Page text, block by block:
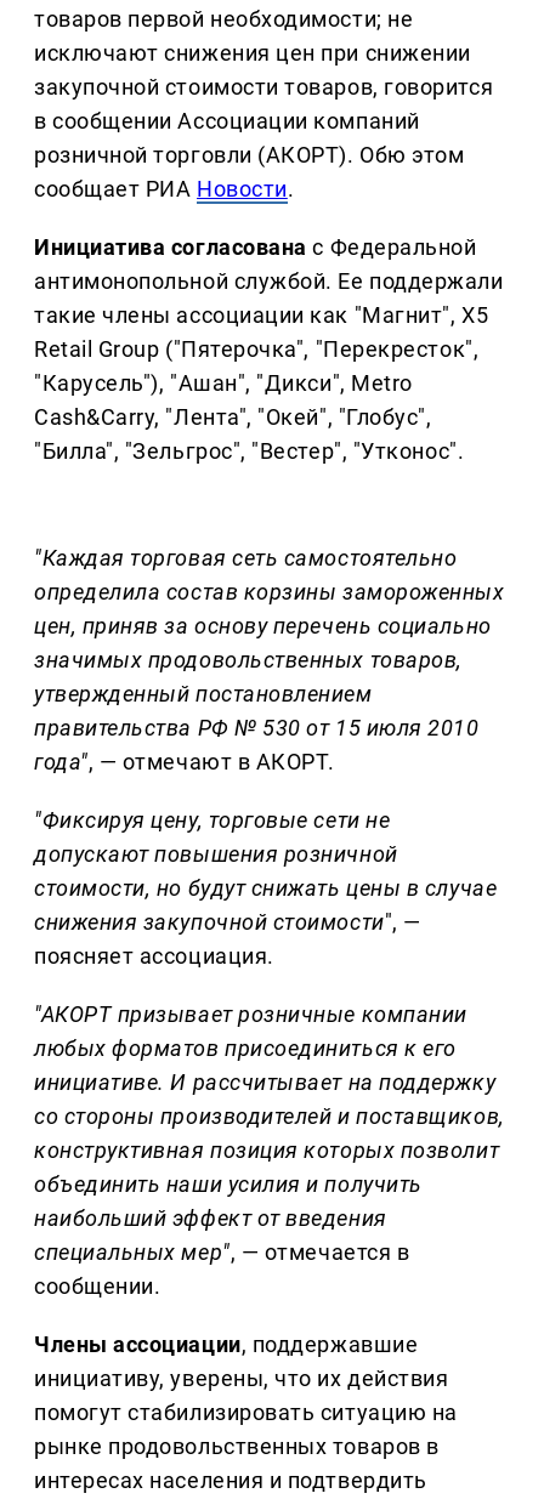
товаров первой необходимости; не
исключают снижения цен при снижении
закупочной стоимости товаров, говорится
в сообщении Ассоциации компаний
розничной торговли (АКОРТ). Обю этом
сообщает РИА Новости.
Инициатива согласована с Федеральной
антимонопольной службой. Ее поддержали
такие члены ассоциации как "Магнит", Х5
Retail Group ("Пятерочка", "Перекресток",
"Карусель"), "Ашан", "Дикси", Metro
Cash&Carry, "Лента", "Окей", "Глобус",
"Билла", "Зельгрос", "Вестер", "Утконос".
"Каждая торговая сеть самостоятельно
определила состав корзины замороженных
цен, приняв за основу перечень социально
значимых продовольственных товаров,
утвержденный постановлением
правительства РФ № 530 от 15 июля 2010
года", — отмечают в АКОРТ.
"Фиксируя цену, торговые сети не
допускают повышения розничной
стоимости, но будут снижать цены в случае
снижения закупочной стоимости", —
поясняет ассоциация.
"АКОРТ призывает розничные компании
любых форматов присоединиться к его
инициативе. И рассчитывает на поддержку
со стороны производителей и поставщиков,
конструктивная позиция которых позволит
объединить наши усилия и получить
наибольший эффект от введения
специальных мер", — отмечается в
сообщении.
Члены ассоциации, поддержавшие
инициативу, уверены, что их действия
помогут стабилизировать ситуацию на
рынке продовольственных товаров в
интересах населения и подтвердить